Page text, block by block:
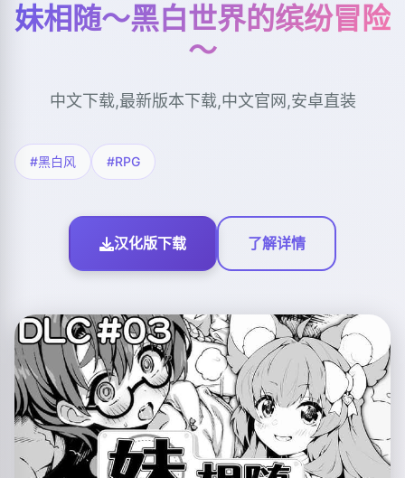
妹相随～黑白世界的缤纷冒险
～
中文下载,最新版本下载,中文官网,安卓直装
#黑白风 #RPG
汉化版下载 了解详情